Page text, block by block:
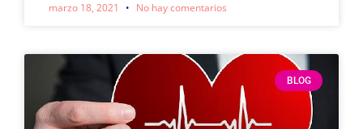
marzo 18, 2021 No hay comentarios
BLOG